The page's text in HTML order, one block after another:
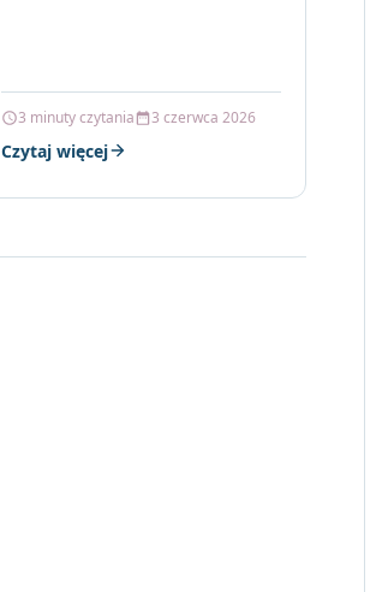
3 minuty czytania 3 czerwca 2026
Czytaj więcej